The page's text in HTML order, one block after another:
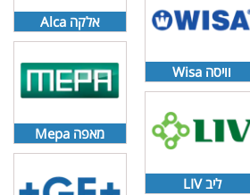
וויסה Wisa
ליב LIV
אלקה Alca
מאפה Mepa